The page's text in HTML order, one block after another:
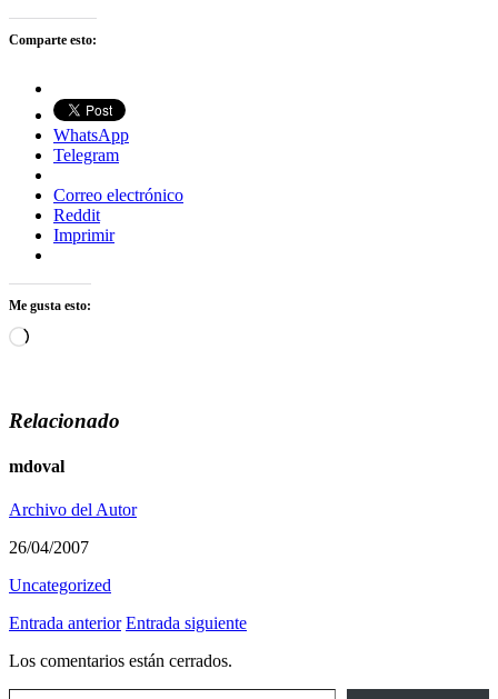
Comparte esto:
WhatsApp
Telegram
Correo electrónico
Reddit
Imprimir
Me gusta esto:
Cargando...
Relacionado
mdoval
Archivo del Autor
26/04/2007
Uncategorized
Entrada anterior Entrada siguiente
Los comentarios están cerrados.
Escribe tu correo electrónico…